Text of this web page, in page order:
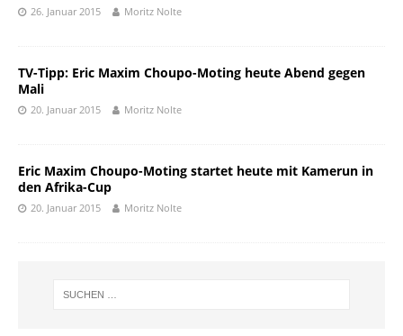
26. Januar 2015 Moritz Nolte
TV-Tipp: Eric Maxim Choupo-Moting heute Abend gegen
Mali
20. Januar 2015 Moritz Nolte
Eric Maxim Choupo-Moting startet heute mit Kamerun in
den Afrika-Cup
20. Januar 2015 Moritz Nolte